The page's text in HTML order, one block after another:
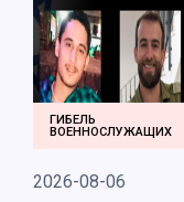
ГИБЕЛЬ
ВОЕННОСЛУЖАЩИХ
2026-08-06